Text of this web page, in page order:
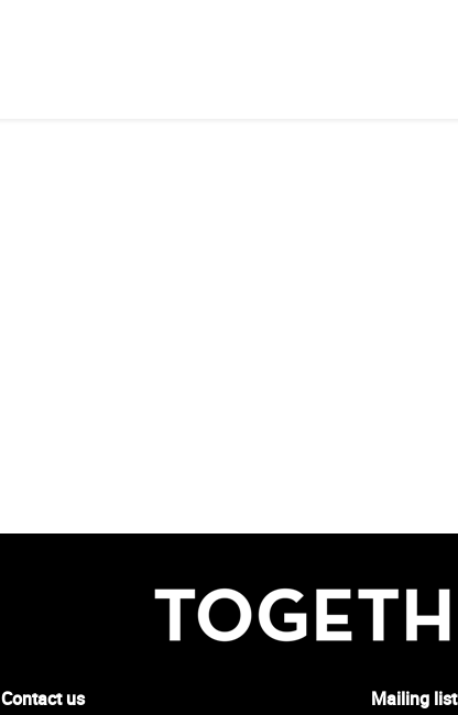
Contact us Mailing list